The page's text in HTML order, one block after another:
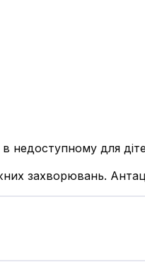
недоступному для
захворювань.